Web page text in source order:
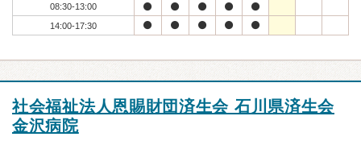
08:30-13:00
14:00-17:30
社会福祉法人恩賜財団済生会 石川県済生会
金沢病院